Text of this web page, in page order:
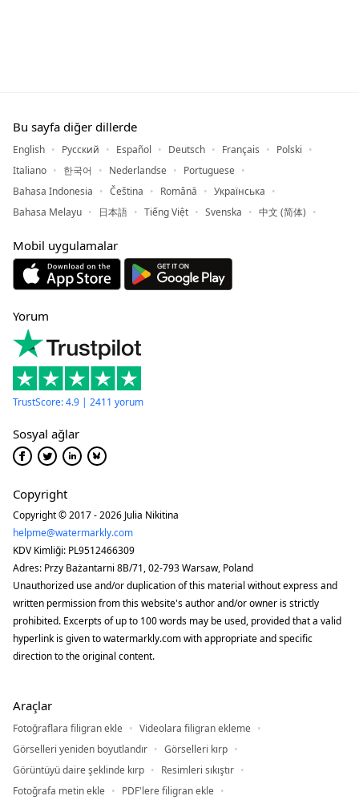
Bu sayfa diğer dillerde
English Русский Español Deutsch Français
Polski
Italiano
한국어 Nederlandse
Portuguese
Bahasa Indonesia
Čeština Română
Українська
Bahasa Melayu
日本語 Tiếng Việt Svenska 中文 (简体)
Mobil uygulamalar
Yorum
TrustScore: 4.9 | 2411 yorum
Sosyal ağlar
Copyright
Copyright © 2017 - 2026 Julia Nikitina
helpme@watermarkly.com
KDV Kimliği: PL9512466309
Adres: Przy Bażantarni 8B/71, 02-793 Warsaw, Poland
Unauthorized use and/or duplication of this material without express and
written permission from this website's author and/or owner is strictly
prohibited. Excerpts of up to 100 words may be used, provided that a valid
hyperlink is given to watermarkly.com with appropriate and specific
direction to the original content.
Araçlar
Fotoğraflara filigran ekle
Videolara filigran ekleme
Görselleri yeniden boyutlandır
Görselleri kırp
Görüntüyü daire şeklinde kırp
Resimleri sıkıştır
Fotoğrafa metin ekle
PDF'lere filigran ekle